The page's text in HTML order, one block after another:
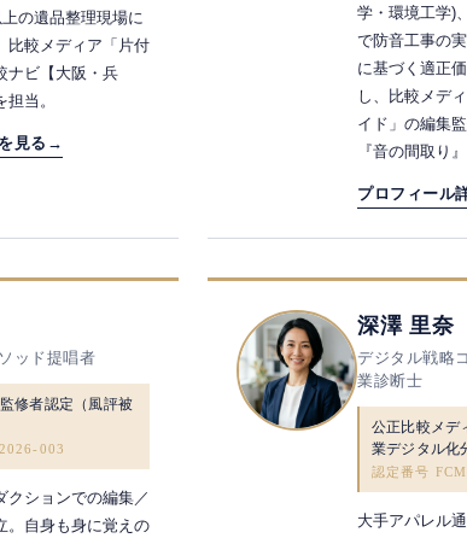
の遺品整理現場に
比較メディア「片付
ナビ【大阪・兵
当。
見る →
学・環境工学)
で防音工事の
に基づく適正
し、比較メデ
イド」の編集
『音の間取り』
プロフィール
ッド提唱者
修者認定（風評被
003
クションでの編集／
。自身も身に覚えの
深澤 里奈
デジタル戦略
業診断士
公正比較メデ
業デジタル化
認定番号
大手アパレル